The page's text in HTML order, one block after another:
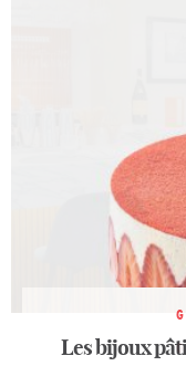
Les bijoux